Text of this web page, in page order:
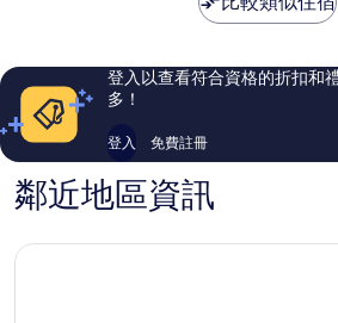
評
論
登入以查看符合資格的折扣和
多！
登入 免費註冊
鄰近地區資訊